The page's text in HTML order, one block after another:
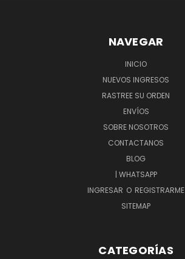
NAVEGAR
INICIO
NUEVOS INGRESOS
RASTREE SU ORDEN
ENVÍOS
SOBRE NOSOTROS
CONTACTANOS
BLOG
| WHATSAPP
INGRESAR O REGISTRARME
SITEMAP
CATEGORÍAS